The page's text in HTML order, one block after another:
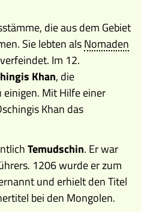
die aus dem Gebiet
Sie lebten alsNomaden
Im 12.
Khan, die
Mit Hilfe einer
Khan das
Temudschin. Er war
1206 wurde er zum
und erhielt den Titel
bei den Mongolen.